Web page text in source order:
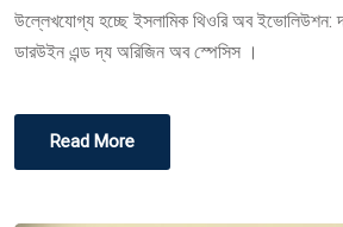
O
N
উল্লেখযোগ্য হচ্ছে ইসলামিক থিওরি অব ইভোলিউশন:
ডারউইন এন্ড দ্য অরিজিন অব স্পেসিস ।
Read More